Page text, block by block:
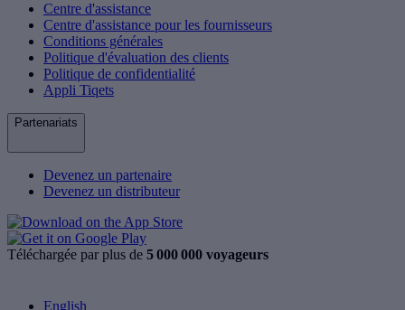
Centre d'assistance
Centre d'assistance pour les fournisseurs
Conditions générales
Politique d'évaluation des clients
Politique de confidentialité
Appli Tiqets
Partenariats
Devenez un partenaire
Devenez un distributeur
Téléchargée par plus de 5 000 000 voyageurs
English